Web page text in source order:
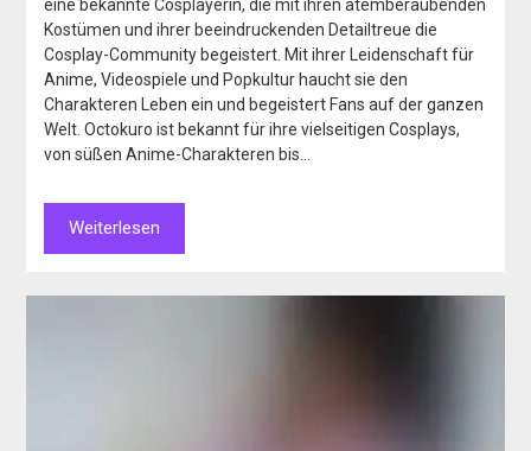
eine bekannte Cosplayerin, die mit ihren atemberaubenden
Kostümen und ihrer beeindruckenden Detailtreue die
Cosplay-Community begeistert. Mit ihrer Leidenschaft für
Anime, Videospiele und Popkultur haucht sie den
Charakteren Leben ein und begeistert Fans auf der ganzen
Welt. Octokuro ist bekannt für ihre vielseitigen Cosplays,
von süßen Anime-Charakteren bis…
Weiterlesen